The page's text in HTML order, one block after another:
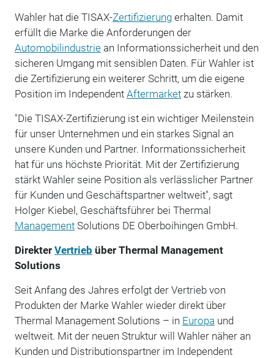
Wahler hat die TISAX-Zertifizierungerhalten. Damit
erfüllt die Marke die Anforderungen der
Automobilindustriean Informationssicherheit und den
sicheren Umgang mit sensiblen Daten. Für Wahler ist
die Zertifizierung ein weiterer Schritt, um die eigene
Position im Independent Aftermarketzu stärken.
"Die TISAX-Zertifizierung ist ein wichtiger Meilenstein
für unser Unternehmen und ein starkes Signal an
unsere Kunden und Partner. Informationssicherheit
hat für uns höchste Priorität. Mit der Zertifizierung
stärkt Wahler seine Position als verlässlicher Partner
für Kunden und Geschäftspartner weltweit", sagt
Holger Kiebel, Geschäftsführer bei Thermal
ManagementSolutions DE Oberboihingen GmbH.
Direkter Vertrieb über Thermal Management
Solutions
Seit Anfang des Jahres erfolgt der Vertrieb von
Produkten der Marke Wahler wieder direkt über
Thermal Management Solutions – in Europa und
weltweit. Mit der neuen Struktur will Wahler näher an
Kunden und Distributionspartner im Independent